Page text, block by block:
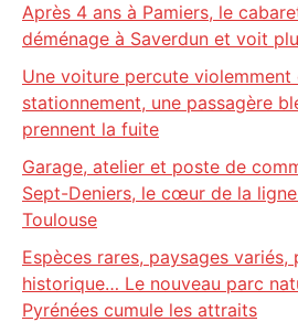
Après 4 ans à Pamiers, le
déménage à Saverdun et voit
Une voiture percute violemment
stationnement, une passagère
prennent la fuite
Garage, atelier et poste de
Sept-Deniers, le cœur de la
Toulouse
Espèces rares, paysages variés,
historique… Le nouveau parc
Pyrénées cumule les attraits